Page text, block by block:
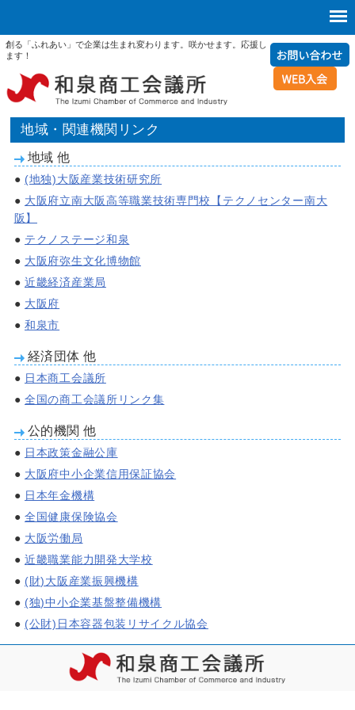
創る「ふれあい」で企業は生まれ変わります。咲かせます。応援し
ます！
地域・関連機関リンク
地域 他
● (地独)大阪産業技術研究所
● 大阪府立南大阪高等職業技術専門校【テクノセンター南大
阪】
● テクノステージ和泉
● 大阪府弥生文化博物館
● 近畿経済産業局
● 大阪府
● 和泉市
経済団体 他
● 日本商工会議所
● 全国の商工会議所リンク集
公的機関 他
● 日本政策金融公庫
● 大阪府中小企業信用保証協会
● 日本年金機構
● 全国健康保険協会
● 大阪労働局
● 近畿職業能力開発大学校
● (財)大阪産業振興機構
● (独)中小企業基盤整備機構
● (公財)日本容器包装リサイクル協会